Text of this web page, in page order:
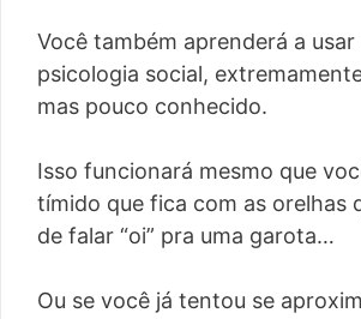
Você também aprenderá a
psicologia social,
mas pouco conhecido.
Isso funcionará mesmo que
tímido que fica com as orelhas
de falar “oi” pra uma garota…
Ou se você já tentou se